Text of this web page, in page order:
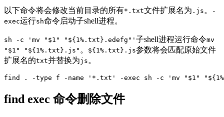
以下命令将会修改当前目录的所有*.txt文件扩展名为 .js 。
-
exec运行sh命令启动子shell进程。
sh -c 'mv "$1" "${1%.txt}.edefg"' 子shell进程运行命令mv
"$1" "${1%.txt}.js" 。 ${1%.txt}.js参数将会匹配原始文件
扩展名的txt并替换为js 。
find . -type f -name '*.txt' -exec sh -c 'mv "$1"
find exec 命令删除文件